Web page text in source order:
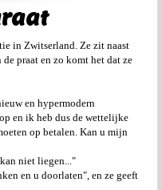
in Zwitserland. Ze zit naast
praat en zo komt het dat ze
en hypermodern
en ik heb dus de wettelijke
op betalen. Kan u mijn
niet liegen..."
en u doorlaten", en ze geeft